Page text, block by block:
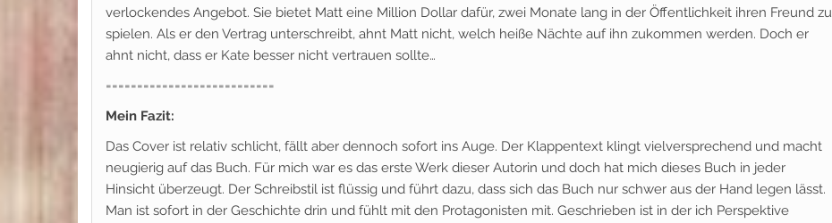
verlockendes Angebot. Sie bietet Matt eine Million Dollar dafür, zwei Monate lang in der Öffentlichkeit ihren Freund zu
spielen. Als er den Vertrag unterschreibt, ahnt Matt nicht, welch heiße Nächte auf ihn zukommen werden. Doch er
ahnt nicht, dass er Kate besser nicht vertrauen sollte…
===========================
Mein Fazit:
Das Cover ist relativ schlicht, fällt aber dennoch sofort ins Auge. Der Klappentext klingt vielversprechend und macht
neugierig auf das Buch. Für mich war es das erste Werk dieser Autorin und doch hat mich dieses Buch in jeder
Hinsicht überzeugt. Der Schreibstil ist flüssig und führt dazu, dass sich das Buch nur schwer aus der Hand legen lässt.
Man ist sofort in der Geschichte drin und fühlt mit den Protagonisten mit. Geschrieben ist in der ich Perspektive